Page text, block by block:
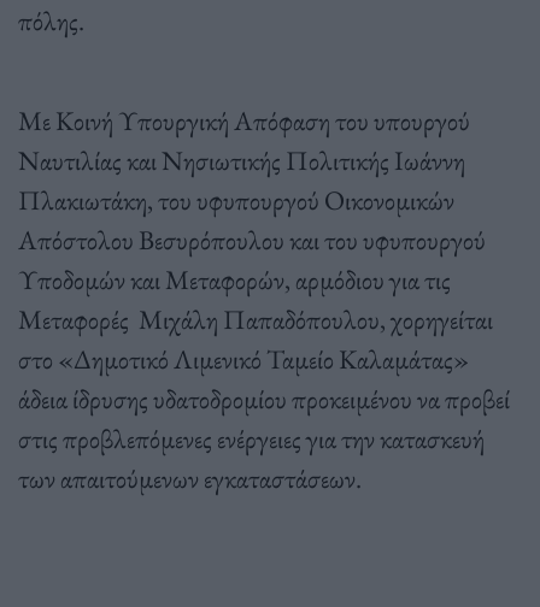
πόλης.
Με Κοινή Υπουργική Απόφαση του υπουργού
Ναυτιλίας και Νησιωτικής Πολιτικής Ιωάννη
Πλακιωτάκη, του υφυπουργού Οικονομικών
Απόστολου Βεσυρόπουλου και του υφυπουργού
Υποδομών και Μεταφορών, αρμόδιου για τις
Μεταφορές Μιχάλη Παπαδόπουλου, χορηγείται
στο «Δημοτικό Λιμενικό Ταμείο Καλαμάτας»
άδεια ίδρυσης υδατοδρομίου προκειμένου να προβεί
στις προβλεπόμενες ενέργειες για την κατασκευή
των απαιτούμενων εγκαταστάσεων.